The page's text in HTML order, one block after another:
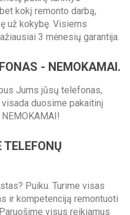
kokį remonto darbą,
už kokybę. Visiems
3 mėnesių garantija.
- NEMOKAMAI.
Jums jūsų telefonas,
duosime pakaitinį
Puiku. Turime visas
ir kompetenciją remontuoti
visus reikiamus